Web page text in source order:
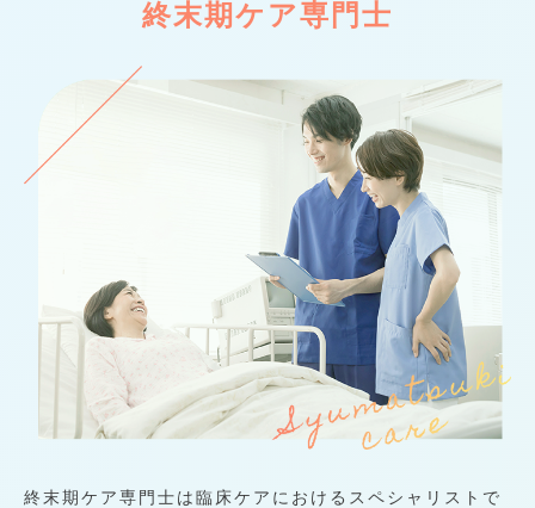
終末期ケア専門士
終末期ケア専門士は臨床ケアにおけるスペシャリストで